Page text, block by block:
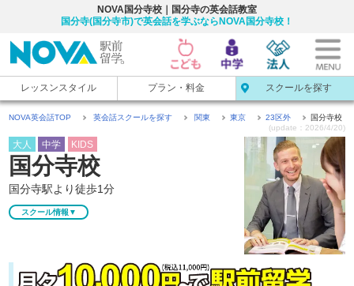
NOVA国分寺校｜国分寺の英会話教室
国分寺(国分寺市)で英会話を学ぶならNOVA国分寺校！
レッスンスタイル プラン・料金 スクールを探す
NOVA英会話TOP 英会話スクールを探す 関東 東京 23区外
国分寺校
(update：2026/4/20)
国分寺校
国分寺駅より徒歩1分
大人 中学 KIDS
スクール情報▼